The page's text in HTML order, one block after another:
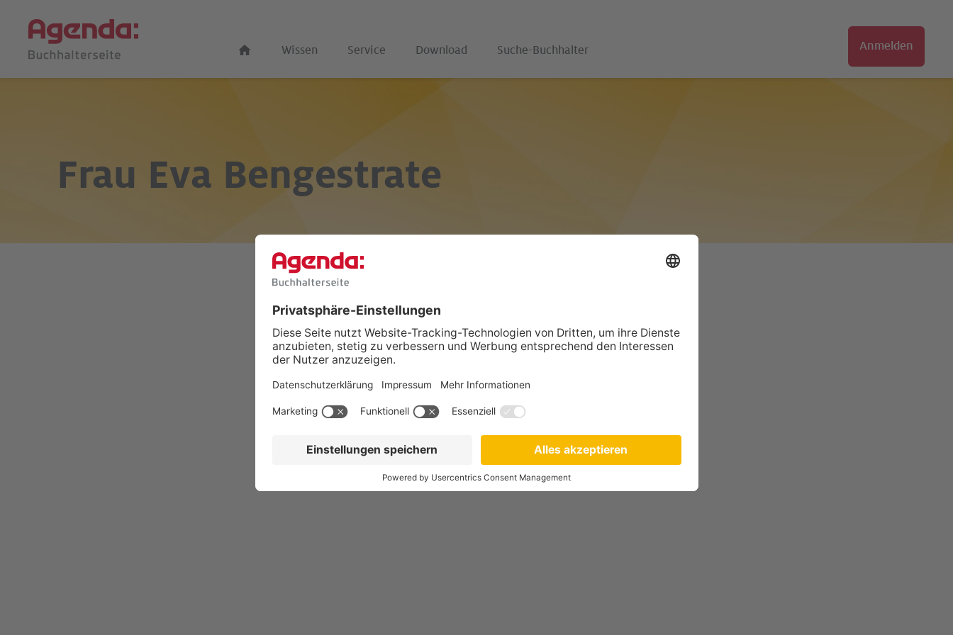
Wissen Service Download Suche-Buchhalter Anmelden
Frau Eva Bengestrate